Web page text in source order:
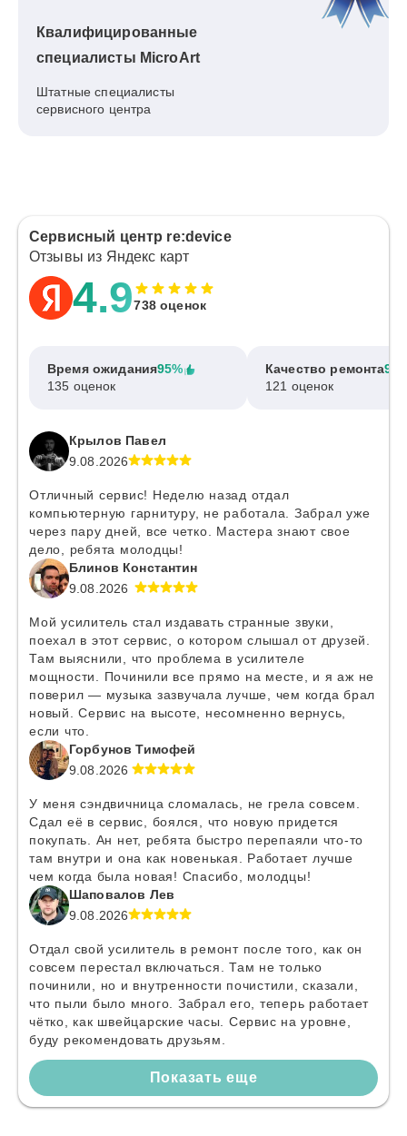
Квалифицированные
специалисты MicroArt
Штатные специалисты
сервисного центра
Сервисный центр re:device
Отзывы из Яндекс карт
4.9738 оценок
Время ожидания95%
135 оценок
Качество ремонта
121 оценок
Крылов Павел
9.08.2026
Отличный сервис! Неделю назад отдал
компьютерную гарнитуру, не работала. Забрал уже
через пару дней, все четко. Мастера знают свое
дело, ребята молодцы!
Блинов Константин
9.08.2026
Мой усилитель стал издавать странные звуки,
поехал в этот сервис, о котором слышал от друзей.
Там выяснили, что проблема в усилителе
мощности. Починили все прямо на месте, и я аж не
поверил — музыка зазвучала лучше, чем когда брал
новый. Сервис на высоте, несомненно вернусь,
если что.
Горбунов Тимофей
9.08.2026
У меня сэндвичница сломалась, не грела совсем.
Сдал её в сервис, боялся, что новую придется
покупать. Ан нет, ребята быстро перепаяли что-то
там внутри и она как новенькая. Работает лучше
чем когда была новая! Спасибо, молодцы!
Шаповалов Лев
9.08.2026
Отдал свой усилитель в ремонт после того, как он
совсем перестал включаться. Там не только
починили, но и внутренности почистили, сказали,
что пыли было много. Забрал его, теперь работает
чётко, как швейцарские часы. Сервис на уровне,
буду рекомендовать друзьям.
Показать еще